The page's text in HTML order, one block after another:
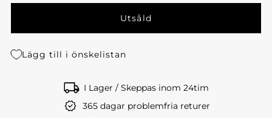
Lägg till i önskelistan
I Lager / Skeppas inom 24tim
365 dagar problemfria returer